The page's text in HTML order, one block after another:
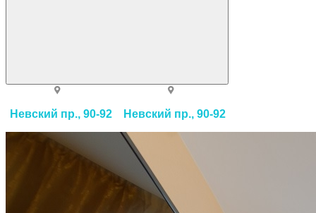
Невский пр., 90-92 Невский пр., 90-92